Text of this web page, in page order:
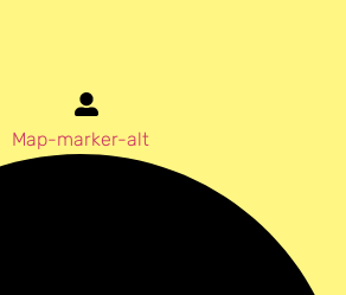
Map-marker-alt